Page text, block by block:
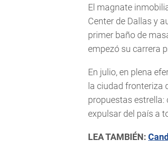
El magnate
Center de Dallas y
primer baño de
empezó su carrera
En julio, en plena
la ciudad fronteriza
propuestas estrella:
expulsar del país a
LEA TAMBIÉN: